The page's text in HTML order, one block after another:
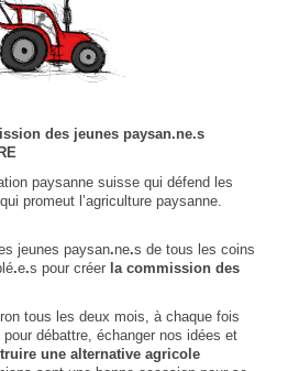
des jeunes paysan.ne.s
paysanne suisse qui défend les
promeut l’agriculture paysanne.
jeunes paysan.ne.s de tous les coins
.e.s pour créer la commission des
tous les deux mois, à chaque fois
débattre, échanger nos idées et
une alternative agricole